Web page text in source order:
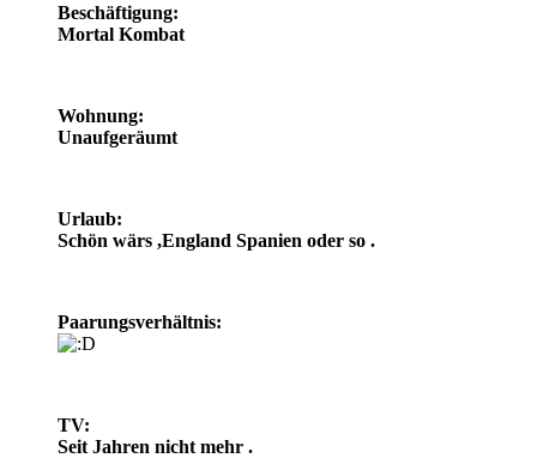
Beschäftigung:
Mortal Kombat
Wohnung:
Unaufgeräumt
Urlaub:
Schön wärs ,England Spanien oder so .
Paarungsverhältnis:
TV:
Seit Jahren nicht mehr .